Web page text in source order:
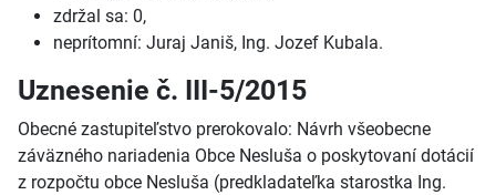
zdržal sa: 0,
neprítomní: Juraj Janiš, Ing. Jozef Kubala.
Uznesenie č. III-5/2015
Obecné zastupiteľstvo prerokovalo: Návrh všeobecne
záväzného nariadenia Obce Nesluša o poskytovaní dotácií
z rozpočtu obce Nesluša (predkladateľka starostka Ing.